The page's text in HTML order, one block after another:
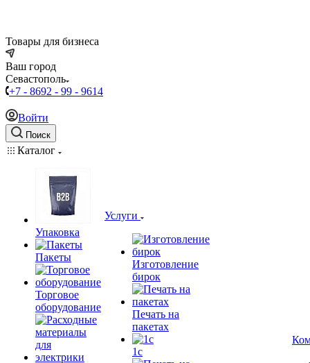
Товары для бизнеса
Ваш город
Севастополь
+7 - 8692 - 99 - 9614
Войти
Поиск
Каталог
Упаковка
Пакеты
Торговое
оборудование
Услуги
Изготовление
бирок
Печать на
пакетах
1c